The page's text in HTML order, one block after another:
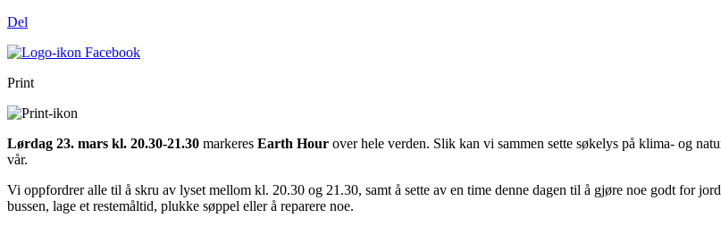
Del
Print
Lørdag 23. mars kl. 20.30-21.30 markeres Earth Hour over hele verden. Slik kan vi sammen sette søkelys på klima- og
vår.
Vi oppfordrer alle til å skru av lyset mellom kl. 20.30 og 21.30, samt å sette av en time denne dagen til å gjøre noe godt for
bussen, lage et restemåltid, plukke søppel eller å reparere noe.